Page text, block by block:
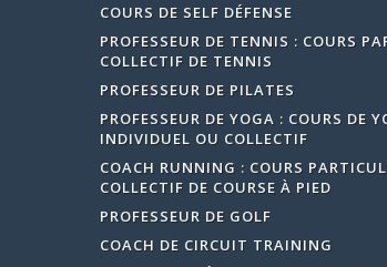
COURS DE SELF DÉFENSE
PROFESSEUR DE TENNIS : COURS
COLLECTIF DE TENNIS
PROFESSEUR DE PILATES
PROFESSEUR DE YOGA : COURS DE
INDIVIDUEL OU COLLECTIF
COACH RUNNING : COURS
COLLECTIF DE COURSE À PIED
PROFESSEUR DE GOLF
COACH DE CIRCUIT TRAINING